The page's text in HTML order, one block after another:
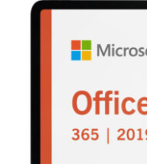
mehrere
Varianten
Optionen
können